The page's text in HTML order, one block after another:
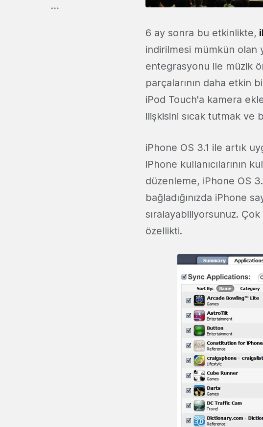
6 ay sonra bu etkinlikte,
indirilmesi mümkün olan
entegrasyonu ile müzik
parçalarının daha etkin
iPod Touch'a kamera
ilişkisini sıcak tutmak ve
iPhone OS 3.1 ile artık
iPhone kullanıcılarının
düzenleme, iPhone OS
bağladığınızda iPhone
sıralayabiliyorsunuz.
özellikti.